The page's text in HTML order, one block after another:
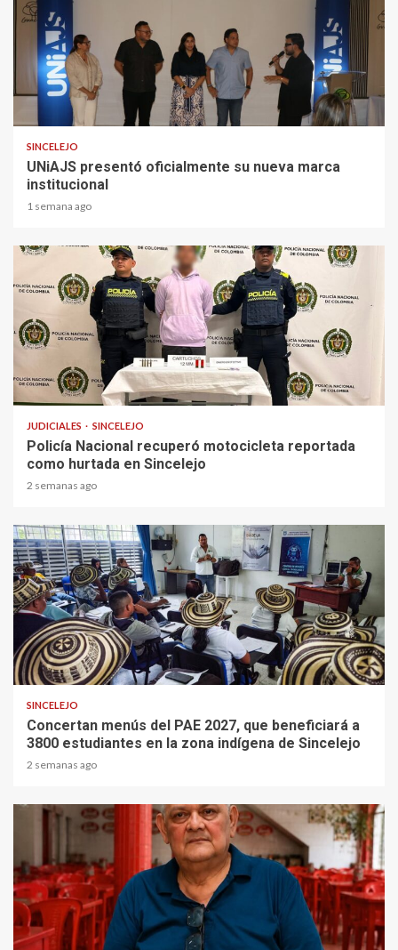
2 min read
SINCELEJO
UNiAJS presentó oficialmente su nueva marca
institucional
1 semana ago
1 min read
JUDICIALES SINCELEJO
Policía Nacional recuperó motocicleta reportada
como hurtada en Sincelejo
2 semanas ago
1 min read
SINCELEJO
Concertan menús del PAE 2027, que beneficiará a
3800 estudiantes en la zona indígena de Sincelejo
2 semanas ago
1 min read